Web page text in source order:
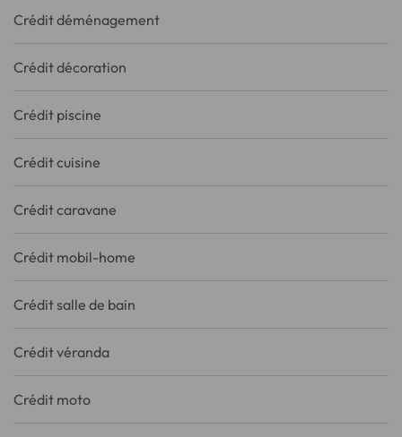
Crédit déménagement
Crédit décoration
Crédit piscine
Crédit cuisine
Crédit caravane
Crédit mobil-home
Crédit salle de bain
Crédit véranda
Crédit moto